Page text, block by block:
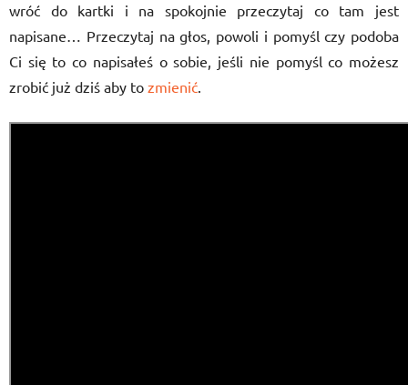
wróć do kartki i na spokojnie przeczytaj co tam jest
napisane… Przeczytaj na głos, powoli i pomyśl czy podoba
Ci się to co napisałeś o sobie, jeśli nie pomyśl co możesz
zrobić już dziś aby to zmienić.